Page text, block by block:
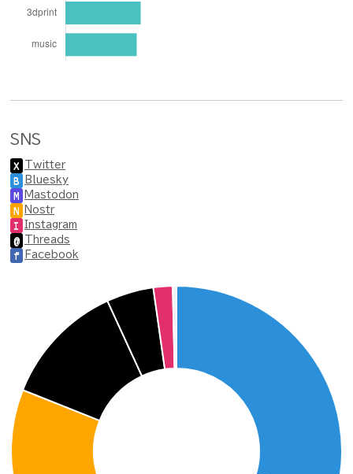
SNS
X Twitter
B Bluesky
M Mastodon
N Nostr
I Instagram
@ Threads
f Facebook